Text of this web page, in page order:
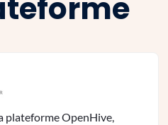
plateforme OpenHive,